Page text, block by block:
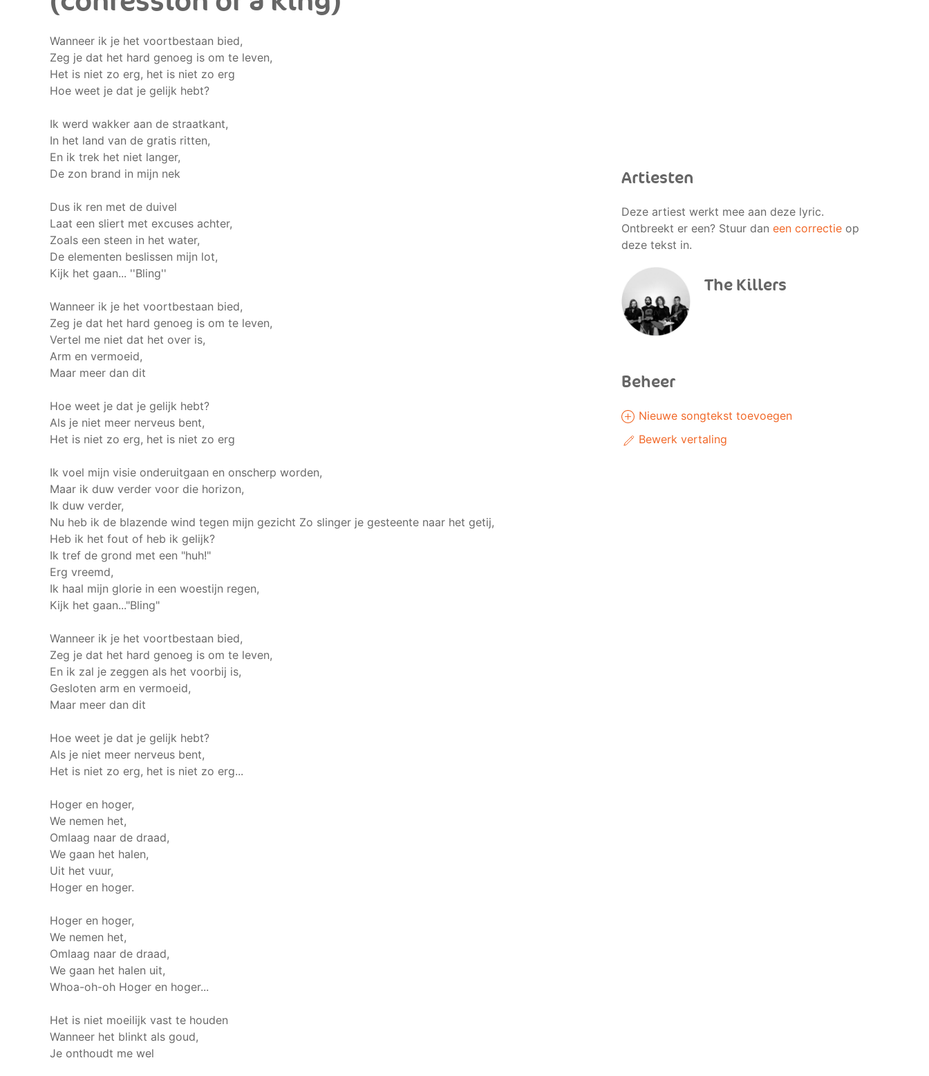
Wanneer ik je het voortbestaan bied,
Zeg je dat het hard genoeg is om te leven,
Het is niet zo erg, het is niet zo erg
Hoe weet je dat je gelijk hebt?
Ik werd wakker aan de straatkant,
In het land van de gratis ritten,
En ik trek het niet langer,
De zon brand in mijn nek
Dus ik ren met de duivel
Laat een sliert met excuses achter,
Zoals een steen in het water,
De elementen beslissen mijn lot,
Kijk het gaan... ''Bling''
Wanneer ik je het voortbestaan bied,
Zeg je dat het hard genoeg is om te leven,
Vertel me niet dat het over is,
Arm en vermoeid,
Maar meer dan dit
Hoe weet je dat je gelijk hebt?
Als je niet meer nerveus bent,
Het is niet zo erg, het is niet zo erg
Ik voel mijn visie onderuitgaan en onscherp worden,
Maar ik duw verder voor die horizon,
Ik duw verder,
Nu heb ik de blazende wind tegen mijn gezicht Zo slinger je gesteente naar het getij,
Heb ik het fout of heb ik gelijk?
Ik tref de grond met een "huh!"
Erg vreemd,
Ik haal mijn glorie in een woestijn regen,
Kijk het gaan..."Bling"
Wanneer ik je het voortbestaan bied,
Zeg je dat het hard genoeg is om te leven,
En ik zal je zeggen als het voorbij is,
Gesloten arm en vermoeid,
Maar meer dan dit
Hoe weet je dat je gelijk hebt?
Als je niet meer nerveus bent,
Het is niet zo erg, het is niet zo erg...
Hoger en hoger,
We nemen het,
Omlaag naar de draad,
We gaan het halen,
Uit het vuur,
Hoger en hoger.
Hoger en hoger,
We nemen het,
Omlaag naar de draad,
We gaan het halen uit,
Whoa-oh-oh Hoger en hoger...
Het is niet moeilijk vast te houden
Wanneer het blinkt als goud,
Je onthoudt me wel
Artiesten
Deze artiest werkt mee aan deze lyric.
Ontbreekt er een? Stuur dan een correctieop
deze tekst in.
The Killers
Beheer
Nieuwe songtekst toevoegen
Bewerk vertaling